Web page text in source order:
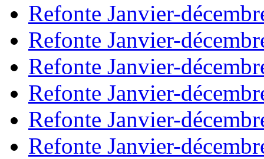
Refonte Janvier-
Refonte Janvier-
Refonte Janvier-
Refonte Janvier-
Refonte Janvier-
Refonte Janvier-